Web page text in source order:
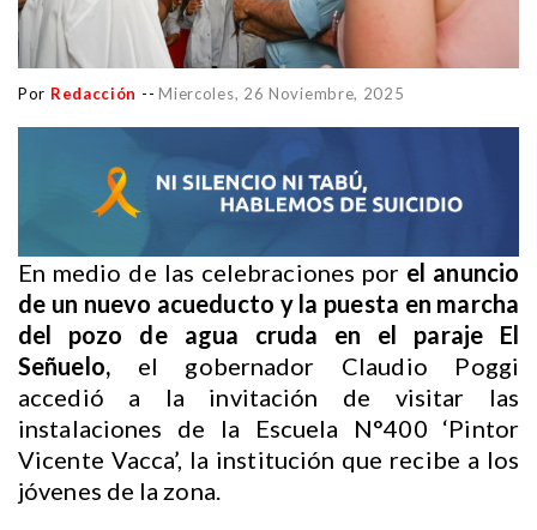
Por Redacción -- Miercoles, 26 Noviembre, 2025
En medio de las celebraciones por el anuncio
de un nuevo acueducto y la puesta en marcha
del pozo de agua cruda en el paraje El
Señuelo,el gobernador Claudio Poggi
accedió a la invitación de visitar las
instalaciones de la Escuela N°400 ‘Pintor
Vicente Vacca’, la institución que recibe a los
jóvenes de la zona.